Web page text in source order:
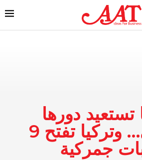
تستعيد دورها
التجاري… وتركيا تفتح 9
جمركية